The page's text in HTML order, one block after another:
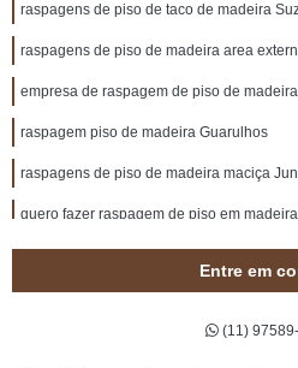
raspagens de piso de taco de madeira
raspagens de piso de madeira area
empresa de raspagem de piso de
raspagem piso de madeira Guarulhos
raspagens de piso de madeira maciça
quero fazer raspagem de piso em
quero fazer raspagem de piso de taco de
empresa de raspagem de piso em
Entre em
(11)